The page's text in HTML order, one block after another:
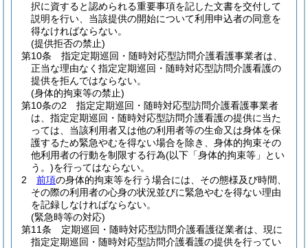
択に資すると認められる重要事項を記した文書を交付して
説明を行い、当該提供の開始について利用申込者の同意を
得なければならない。
(提供拒否の禁止)
第10条
指定定期巡回・随時対応型訪問介護看護事業者は、
正当な理由なく指定定期巡回・随時対応型訪問介護看護の
提供を拒んではならない。
(身体的拘束等の禁止)
第10条の2
指定定期巡回・随時対応型訪問介護看護事業者
は、指定定期巡回・随時対応型訪問介護看護の提供に当た
っては、当該利用者又は他の利用者等の生命又は身体を保
護するため緊急やむを得ない場合を除き、身体的拘束その
他利用者の行動を制限する行為(以下「身体的拘束等」とい
う。)を行ってはならない。
2
前項の身体的拘束等を行う場合には、その態様及び時間、
その際の利用者の心身の状況並びに緊急やむを得ない理由
を記録しなければならない。
(緊急時等の対応)
第11条
定期巡回・随時対応型訪問介護看護従業者は、現に
指定定期巡回・随時対応型訪問介護看護の提供を行ってい